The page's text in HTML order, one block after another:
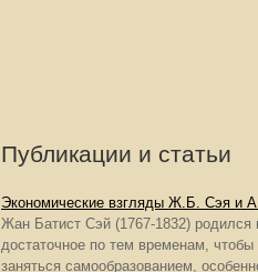
Публикации и статьи
Экономические взгляды Ж.Б. Сэя и
Жан Батист Сэй (1767-1832) родился
достаточное по тем временам,
заняться самообразованием,